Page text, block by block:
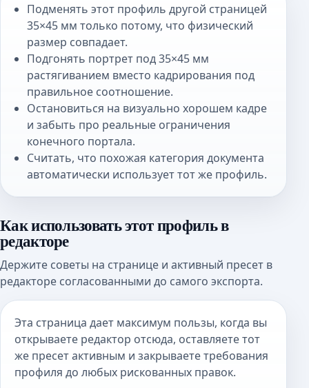
Подменять этот профиль другой страницей
35×45 мм только потому, что физический
размер совпадает.
Подгонять портрет под 35×45 мм
растягиванием вместо кадрирования под
правильное соотношение.
Остановиться на визуально хорошем кадре
и забыть про реальные ограничения
конечного портала.
Считать, что похожая категория документа
автоматически использует тот же профиль.
Как использовать этот профиль в
редакторе
Держите советы на странице и активный пресет в
редакторе согласованными до самого экспорта.
Эта страница дает максимум пользы, когда вы
открываете редактор отсюда, оставляете тот
же пресет активным и закрываете требования
профиля до любых рискованных правок.